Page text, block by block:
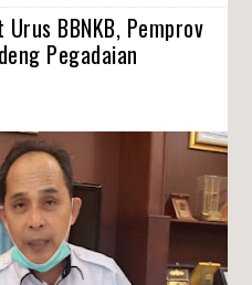
BBNKB, Pemprov
Pegadaian